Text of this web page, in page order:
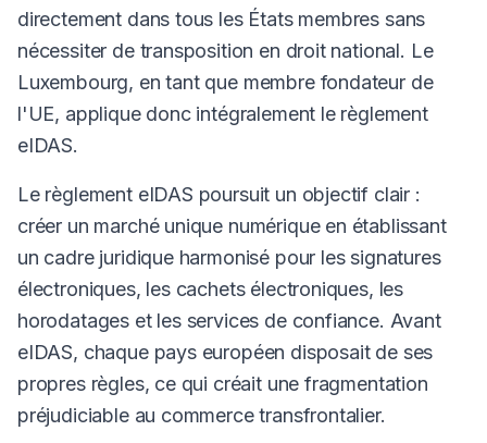
directement dans tous les États membres sans
nécessiter de transposition en droit national. Le
Luxembourg, en tant que membre fondateur de
l'UE, applique donc intégralement le règlement
eIDAS.
Le règlement eIDAS poursuit un objectif clair :
créer un marché unique numérique en établissant
un cadre juridique harmonisé pour les signatures
électroniques, les cachets électroniques, les
horodatages et les services de confiance. Avant
eIDAS, chaque pays européen disposait de ses
propres règles, ce qui créait une fragmentation
préjudiciable au commerce transfrontalier.